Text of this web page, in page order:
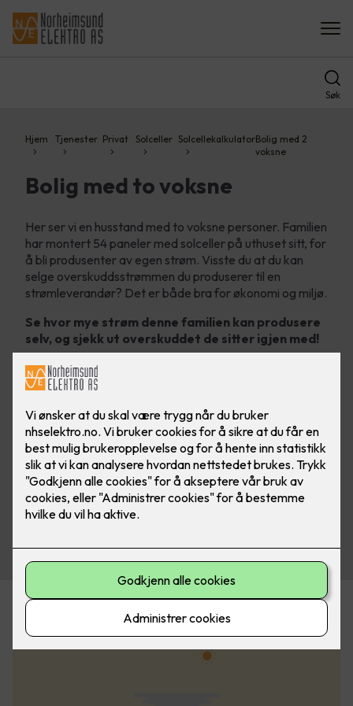
Søk
Hjem Tjenester Privat Solceller SolcellekalkulatorBolig med 2
voksne
Bolig med to voksne
Her ser vi en husstand med to voksne personer. Familien
har montert 54 paneler med solceller på uthuset sitt, for
å bli produsenter av egen strøm. Visste du at du kan
selge overskuddsstrømmen du produserer til en
strømleverandør? Det er både bra for økonomi og miljø.
Se hvor mye strøm denne familien kan produsere
selv, og sjekk ut overskuddet de sitter igjen med!
Husstand med to voksne personer